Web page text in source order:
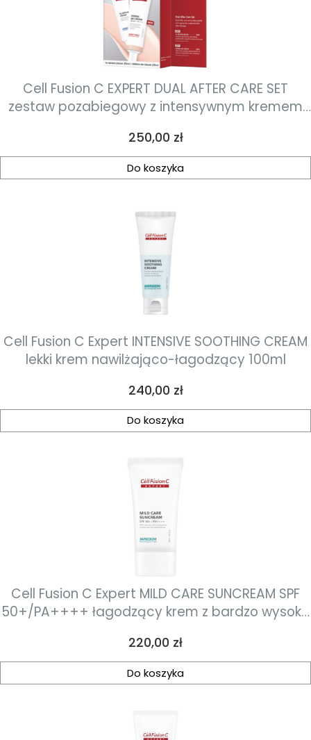
Cell Fusion C EXPERT DUAL AFTER CARE SET
zestaw pozabiegowy z intensywnym kremem
SPF50+ 20 ml
Cena
250,00 zł
Do koszyka
Cell Fusion C Expert INTENSIVE SOOTHING CREAM
lekki krem nawilżająco-łagodzący 100ml
Cena
240,00 zł
Do koszyka
Cell Fusion C Expert MILD CARE SUNCREAM SPF
50+/PA++++ łagodzący krem z bardzo wysoką
Cena
220,00 zł
Do koszyka